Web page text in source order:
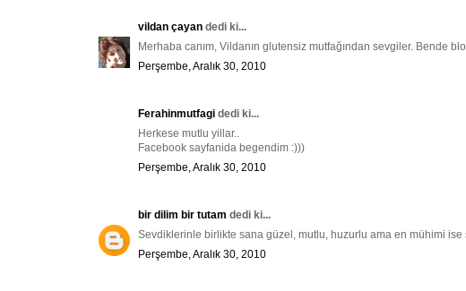
vildan çayan dedi ki...
Merhaba canım, Vildanın glutensiz mutfağından sevgiler. Bende
Perşembe, Aralık 30, 2010
Ferahinmutfagi dedi ki...
Herkese mutlu yillar..
Facebook sayfanida begendim :)))
Perşembe, Aralık 30, 2010
bir dilim bir tutam dedi ki...
Sevdiklerinle birlikte sana güzel, mutlu, huzurlu ama en mühimi
Perşembe, Aralık 30, 2010